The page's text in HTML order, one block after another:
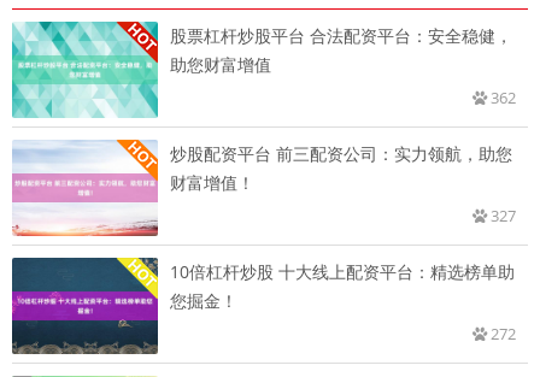
股票杠杆炒股平台 合法配资平台：安全稳健，
助您财富增值
362
炒股配资平台 前三配资公司：实力领航，助您
财富增值！
327
10倍杠杆炒股 十大线上配资平台：精选榜单助
您掘金！
272